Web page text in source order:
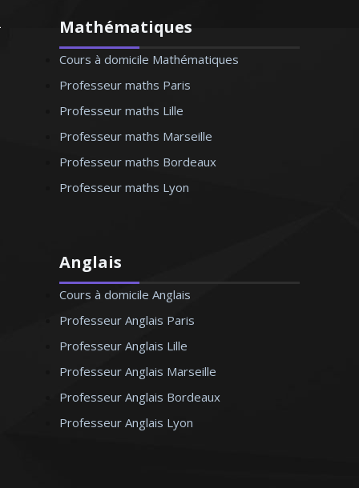
Mathématiques
Cours à domicile Mathématiques
Professeur maths Paris
Professeur maths Lille
Professeur maths Marseille
Professeur maths Bordeaux
Professeur maths Lyon
Anglais
Cours à domicile Anglais
Professeur Anglais Paris
Professeur Anglais Lille
Professeur Anglais Marseille
Professeur Anglais Bordeaux
Professeur Anglais Lyon